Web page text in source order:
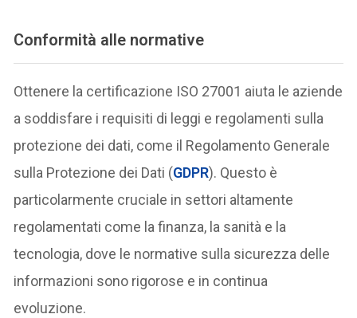
Conformità alle normative
Ottenere la certificazione ISO 27001 aiuta le aziende
a soddisfare i requisiti di leggi e regolamenti sulla
protezione dei dati, come il Regolamento Generale
sulla Protezione dei Dati (GDPR). Questo è
particolarmente cruciale in settori altamente
regolamentati come la finanza, la sanità e la
tecnologia, dove le normative sulla sicurezza delle
informazioni sono rigorose e in continua
evoluzione.